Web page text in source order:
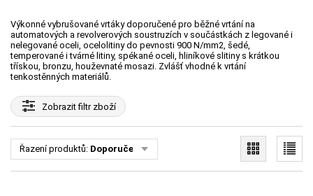
Výkonné vybrušované vrtáky doporučené pro běžné vrtání na
automatových a revolverových soustruzích v součástkách z legované i
nelegované oceli, ocelolitiny do pevnosti 900 N/mm2, šedé,
temperované i tvárné litiny, spékané oceli, hliníkové slitiny s krátkou
třískou, bronzu, houževnaté mosazi. Zvlášť vhodné k vrtání
tenkostěnných materiálů.
Zobrazitfiltr zboží
Řazení produktů: Doporučené